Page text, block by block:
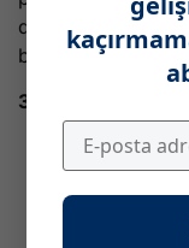
dünyasının
bir projeyi
3 Yıllık Eğitim:
İlk iki yıl:
tamamlanır.
Üçüncü yıl: